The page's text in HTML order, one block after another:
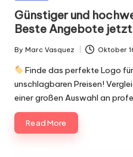
Günstiger und
Beste Angebote
Posted
by
By Marc Vasquez Oktober
Finde das perfekte Logo
unschlagbaren Preisen!
einer großen Auswahl an
Read More